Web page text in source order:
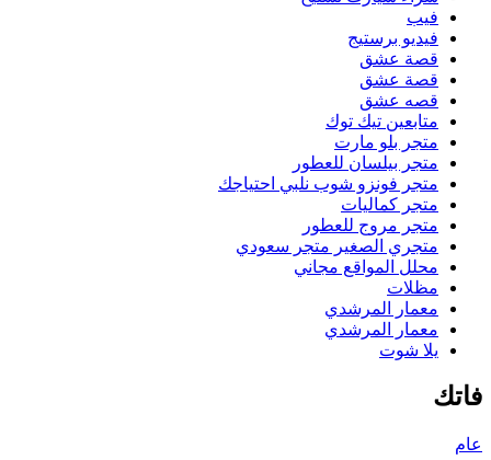
فيب
فيديو برستيج
قصة عشق
قصة عشق
قصه عشق
متابعين تيك توك
متجر بلو مارت
متجر بيلسان للعطور
متجر فونزو شوب نلبي احتياجك
متجر كماليات
متجر مروج للعطور
متجري الصغير متجر سعودي
محلل المواقع مجاني
مظلات
معمار المرشدي
معمار المرشدي
يلا شوت
فاتك
عام